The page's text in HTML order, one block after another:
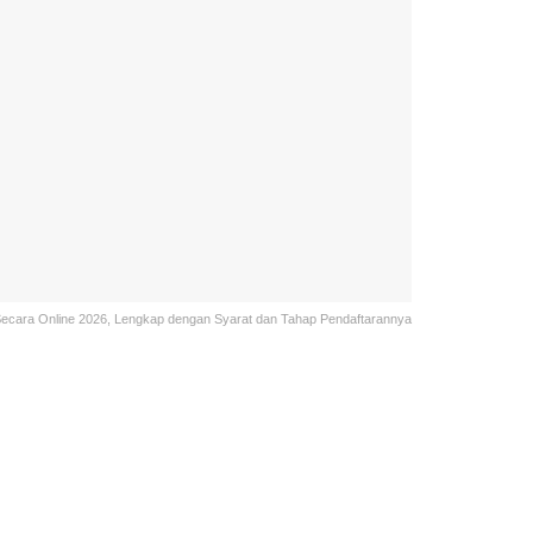
Online 2026, Lengkap dengan Syarat dan Tahap Pendaftarannya